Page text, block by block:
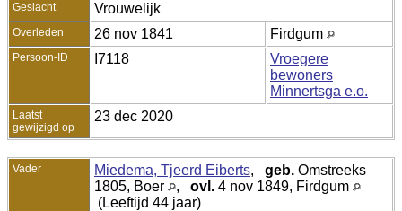
Geslacht Vrouwelijk
Overleden 26 nov 1841 Firdgum
Persoon-ID I7118
Vroegere
bewoners
Minnertsga e.o.
Laatst
gewijzigd op
23 dec 2020
Vader Miedema, Tjeerd Eiberts, geb. Omstreeks
1805, Boer
, ovl. 4 nov 1849, Firdgum
(Leeftijd 44 jaar)